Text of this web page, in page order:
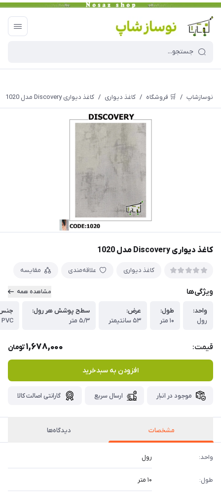
نوسازشاپ / 🛒 فروشگاه / کاغذ دیواری / کاغذ دیواری Discovery مدل 1020
کاغذ دیواری Discovery مدل 1020
کاغذ دیواری علاقه‌مندی مقایسه
ویژگی‌ها مشاهده همه
واحد:
رول
طول:
۱۰ متر
عرض:
۵۳ سانتیمتر
سطح پوشش هر رول:
۵/۳ متر
جنس
PVC
قیمت: 1,678,000تومان
افزودن به سبدخرید
موجود در انبار ارسال سریع گارانتی اصالت کالا
مشخصات دیدگاه‌ها
واحد: رول
طول: ۱۰ متر